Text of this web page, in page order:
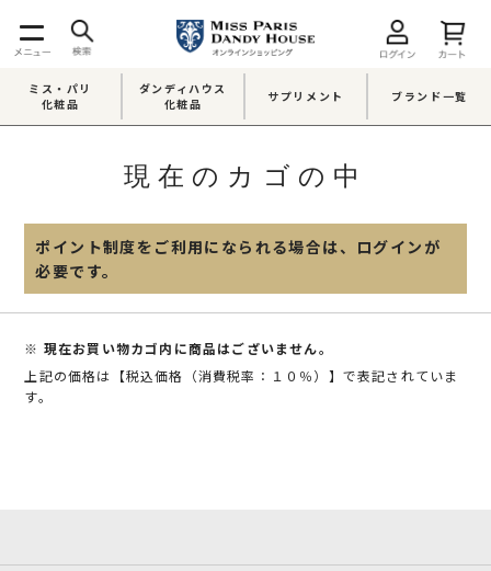
ミス・パリ
化粧品
ダンディハウス
化粧品
サプリメント ブランド一覧
現在のカゴの中
ポイント制度をご利用になられる場合は、ログインが
必要です。
※ 現在お買い物カゴ内に商品はございません。
上記の価格は【税込価格（消費税率：１０％）】で表記されていま
す。